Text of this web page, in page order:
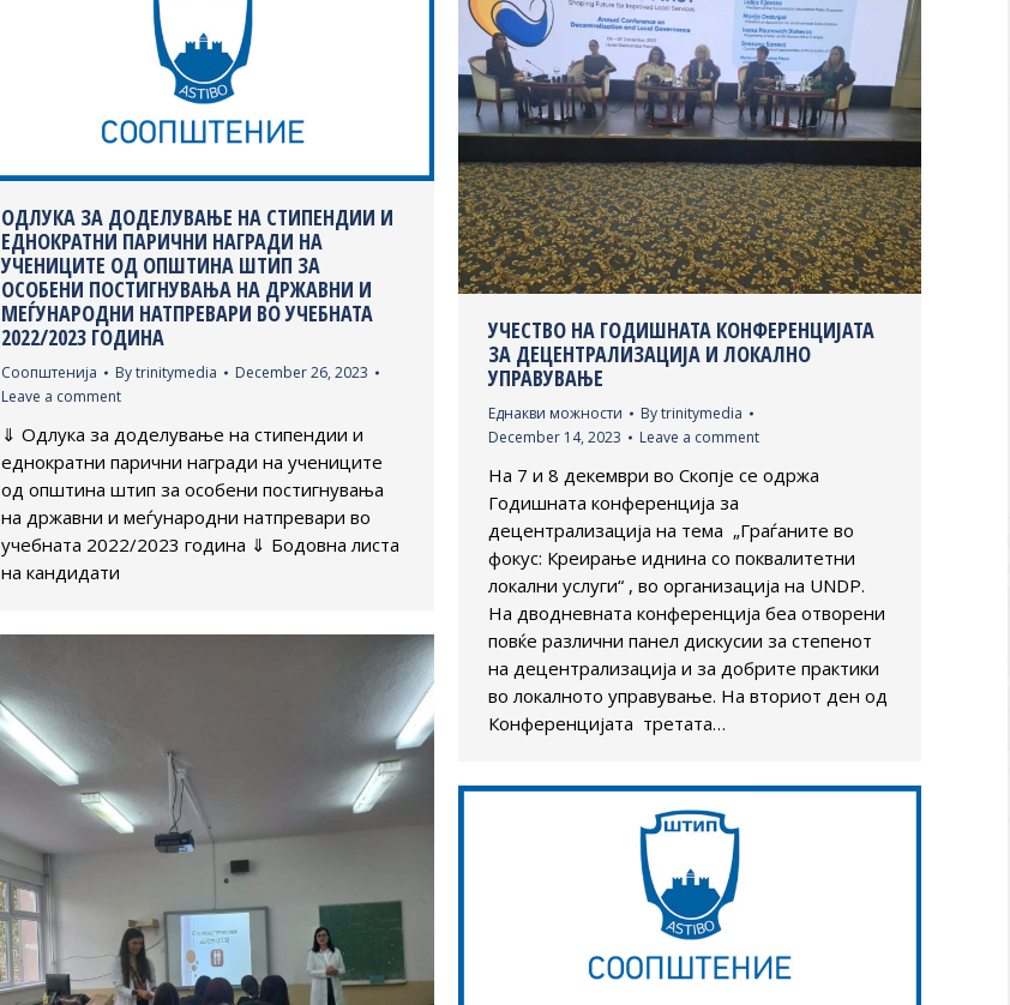
ОДЛУКА ЗА ДОДЕЛУВАЊЕ НА СТИПЕНДИИ И
ЕДНОКРАТНИ ПАРИЧНИ НАГРАДИ НА
УЧЕНИЦИТЕ ОД ОПШТИНА ШТИП ЗА
ОСОБЕНИ ПОСТИГНУВАЊА НА ДРЖАВНИ И
МЕЃУНАРОДНИ НАТПРЕВАРИ ВО УЧЕБНАТА
2022/2023 ГОДИНА
Соопштенија Bytrinitymedia
December 26, 2023
Leave a comment
⇓ Одлука за доделување на стипендии и
еднократни парични награди на учениците
од општина штип за особени постигнувања
на државни и меѓународни натпревари во
учебната 2022/2023 година ⇓ Бодовна листа
на кандидати
УЧЕСТВО НА ГОДИШНАТА КОНФЕРЕНЦИЈАТА
ЗА ДЕЦЕНТРАЛИЗАЦИЈА И ЛОКАЛНО
УПРАВУВАЊЕ
Еднакви можности Bytrinitymedia
December 14, 2023
Leave a comment
На 7 и 8 декември во Скопје се одржа
Годишната конференција за
децентрализација на тема „Граѓаните во
фокус: Креирање иднина со поквалитетни
локални услуги“ , во организација на UNDP.
На дводневната конференција беа отворени
повќе различни панел дискусии за степенот
на децентрализација и за добрите практики
во локалното управување. На вториот ден од
Конференцијата третата…